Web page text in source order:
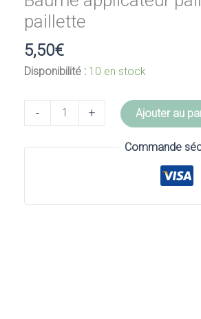
paillette
5,50€
Disponibilité : 10 en stock
-
de
Baume
+ Ajouter au
Commande